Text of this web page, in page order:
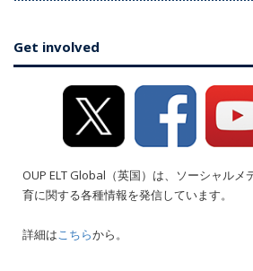
Get involved
OUP ELT Global（英国）は、ソーシャルメ
育に関する各種情報を発信しています。
詳細はこちらから。